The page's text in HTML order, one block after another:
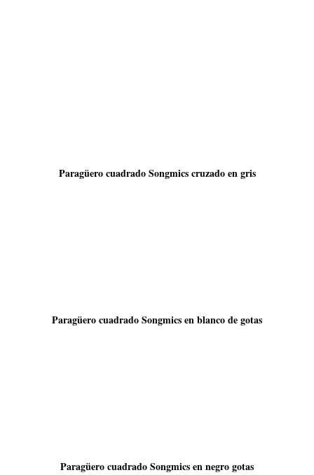
Paragüero cuadrado Songmics cruzado en gris
Paragüero cuadrado Songmics en blanco de gotas
Paragüero cuadrado Songmics en negro gotas